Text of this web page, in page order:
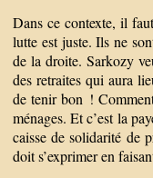
Dans ce contexte, il
lutte est juste. Ils ne
de la droite. Sarkozy
des retraites qui aura
de tenir bon !
ménages. Et c’est la
caisse de solidarité de
doit s’exprimer en